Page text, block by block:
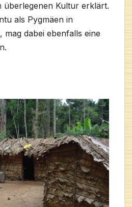
überlegenen Kultur erklärt.
als Pygmäen in
mag dabei ebenfalls eine